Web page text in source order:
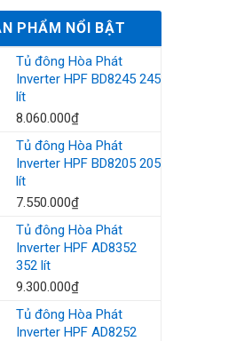
PHẨM NỔI BẬT
Tủ đông Hòa Phát
Inverter HPF BD8245 245
lít
8.060.000₫
Tủ đông Hòa Phát
Inverter HPF BD8205 205
lít
7.550.000₫
Tủ đông Hòa Phát
Inverter HPF AD8352
352 lít
9.300.000₫
Tủ đông Hòa Phát
Inverter HPF AD8252